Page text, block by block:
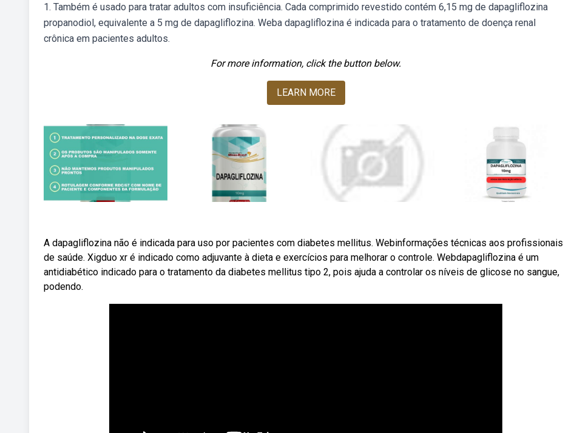
1. Também é usado para tratar adultos com insuficiência. Cada comprimido revestido contém 6,15 mg de dapagliflozina
propanodiol, equivalente a 5 mg de dapagliflozina. Weba dapagliflozina é indicada para o tratamento de doença renal
crônica em pacientes adultos.
For more information, click the button below.
LEARN MORE
A dapagliflozina não é indicada para uso por pacientes com diabetes mellitus. Webinformações técnicas aos profissionais
de saúde. Xigduo xr é indicado como adjuvante à dieta e exercícios para melhorar o controle. Webdapagliflozina é um
antidiabético indicado para o tratamento da diabetes mellitus tipo 2, pois ajuda a controlar os níveis de glicose no sangue,
podendo.